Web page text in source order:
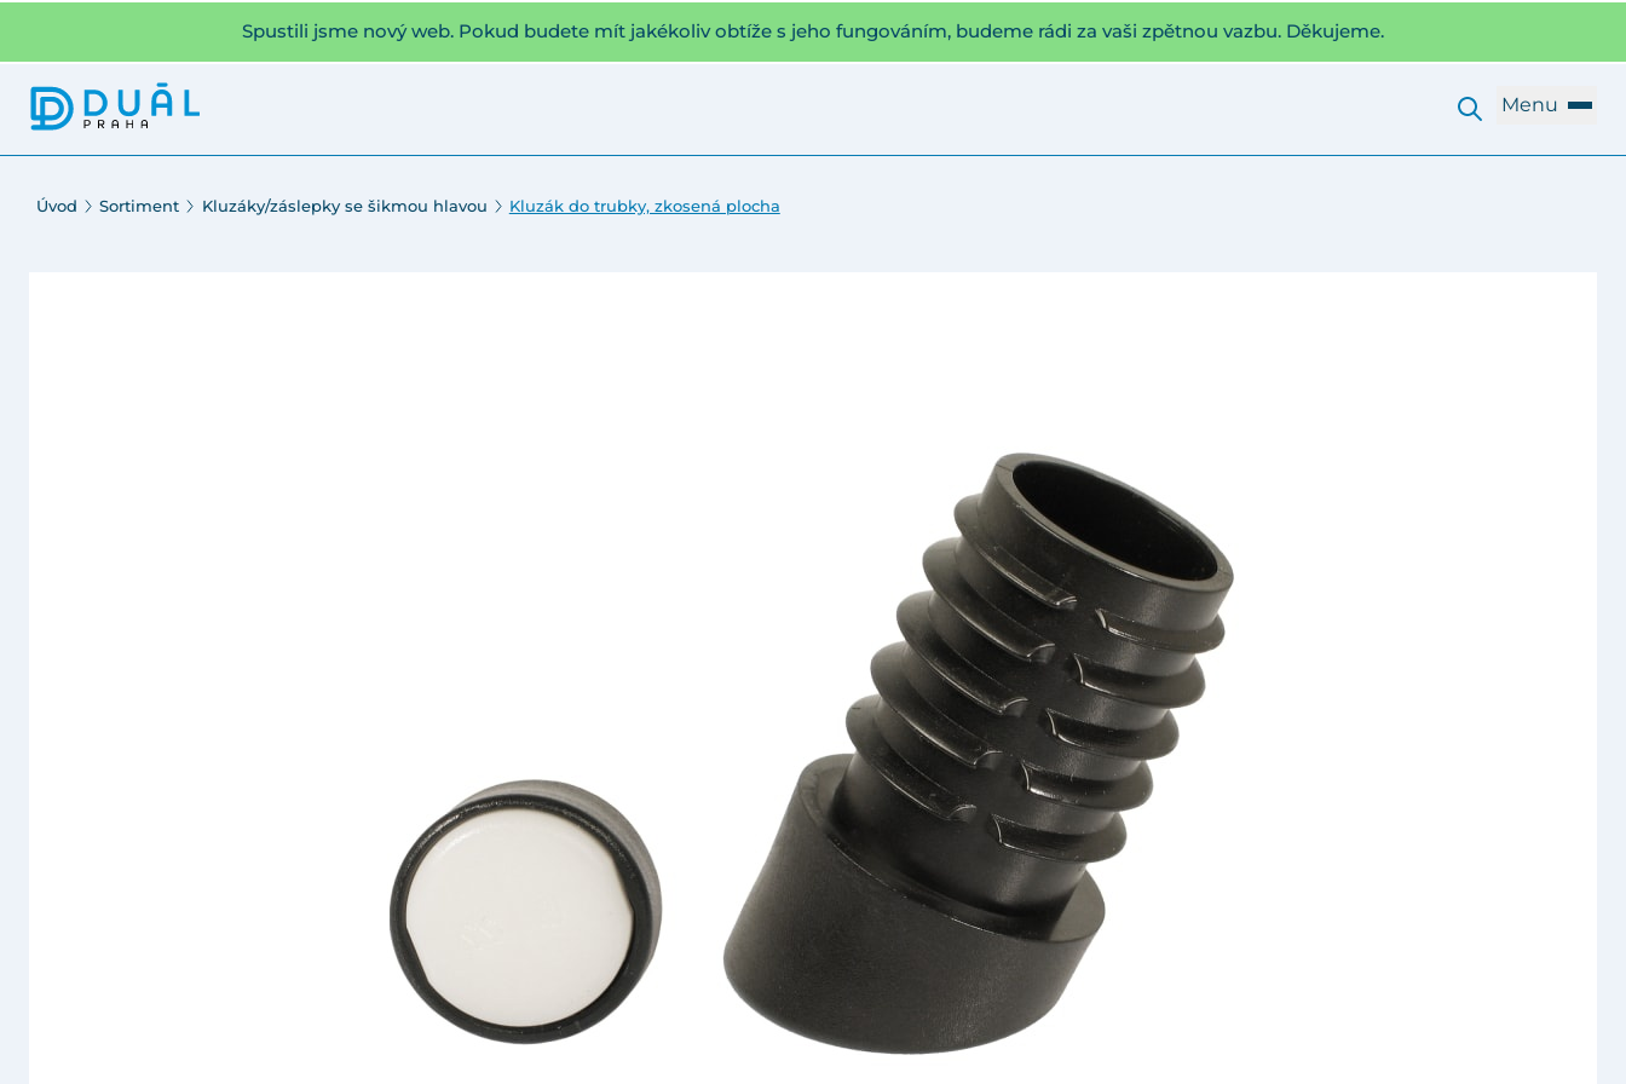
Spustili jsme nový web. Pokud budete mít jakékoliv obtíže s jeho fungováním, budeme rádi za vaši zpětnou vazbu. Děkujeme.
Menu
Úvod Sortiment Kluzáky/záslepky se šikmou hlavou Kluzák do trubky, zkosená plocha